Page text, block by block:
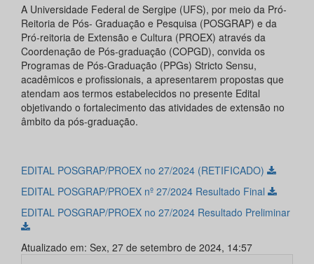
A Universidade Federal de Sergipe (UFS), por meio da Pró-
Reitoria de Pós- Graduação e Pesquisa (POSGRAP) e da
Pró-reitoria de Extensão e Cultura (PROEX) através da
Coordenação de Pós-graduação (COPGD), convida os
Programas de Pós-Graduação (PPGs) Stricto Sensu,
acadêmicos e profissionais, a apresentarem propostas que
atendam aos termos estabelecidos no presente Edital
objetivando o fortalecimento das atividades de extensão no
âmbito da pós-graduação.
EDITAL POSGRAP/PROEX no 27/2024 (RETIFICADO)
EDITAL POSGRAP/PROEX nº 27/2024 Resultado Final
EDITAL POSGRAP/PROEX no 27/2024 Resultado Preliminar
Atualizado em: Sex, 27 de setembro de 2024, 14:57